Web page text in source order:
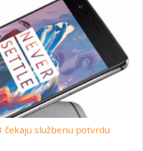
čekaju službenu potvrdu